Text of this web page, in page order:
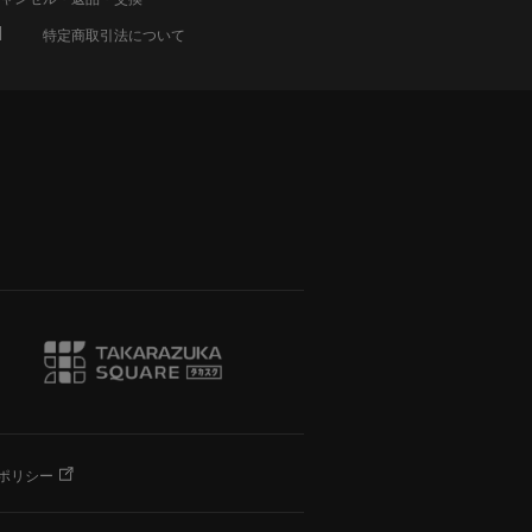
特定商取引法について
リシー